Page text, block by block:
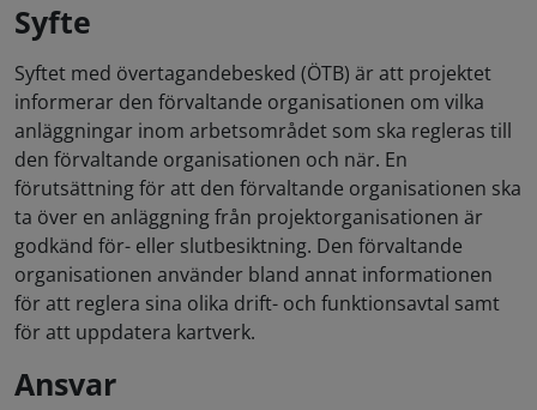
Syfte
Syftet med övertagandebesked (ÖTB) är att projektet
informerar den förvaltande organisationen om vilka
anläggningar inom arbetsområdet som ska regleras till
den förvaltande organisationen och när. En
förutsättning för att den förvaltande organisationen ska
ta över en anläggning från projektorganisationen är
godkänd för- eller slutbesiktning. Den förvaltande
organisationen använder bland annat informationen
för att reglera sina olika drift- och funktionsavtal samt
för att uppdatera kartverk.
Ansvar